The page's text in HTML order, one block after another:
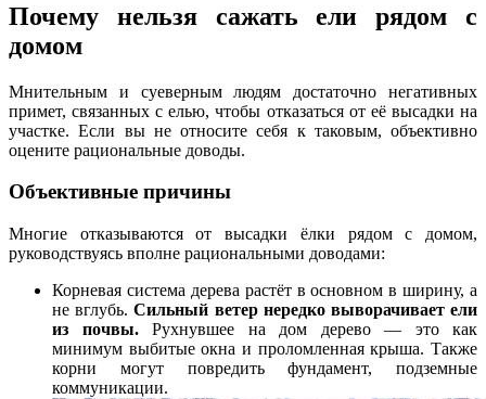
Почему нельзя сажать ели рядом с
домом
Мнительным и суеверным людям достаточно негативных
примет, связанных с елью, чтобы отказаться от её высадки на
участке. Если вы не относите себя к таковым, объективно
оцените рациональные доводы.
Объективные причины
Многие отказываются от высадки ёлки рядом с домом,
руководствуясь вполне рациональными доводами:
Корневая система дерева растёт в основном в ширину, а
не вглубь.Сильный ветер нередко выворачивает ели
из почвы.Рухнувшее на дом дерево — это как
минимум выбитые окна и проломленная крыша. Также
корни могут повредить фундамент, подземные
коммуникации.